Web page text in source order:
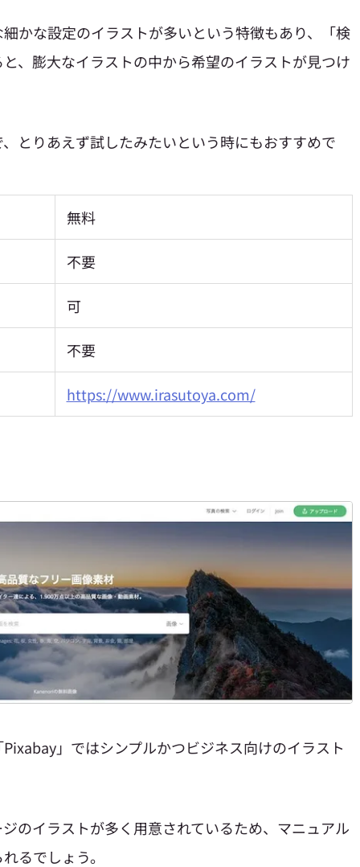
かな設定のイラストが多いという特徴もあり、「検
、膨大なイラストの中から希望のイラストが見つけ
とりあえず試したみたいという時にもおすすめで
無料
不要
可
不要
https://www.irasutoya.com/
」ではシンプルかつビジネス向けのイラスト
のイラストが多く用意されているため、マニュアル
るでしょう。